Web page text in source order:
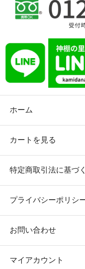
ホーム
カートを見る
特定商取引法に基づ
プライバシーポリシ
お問い合わせ
マイアカウント